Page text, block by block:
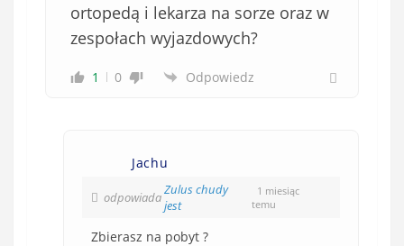
ortopedą i lekarza na sorze oraz w
zespołach wyjazdowych?
1 0 Odpowiedz
Jachu
odpowiadaZulus chudy
jest
1 miesiąc
temu
Zbierasz na pobyt ?